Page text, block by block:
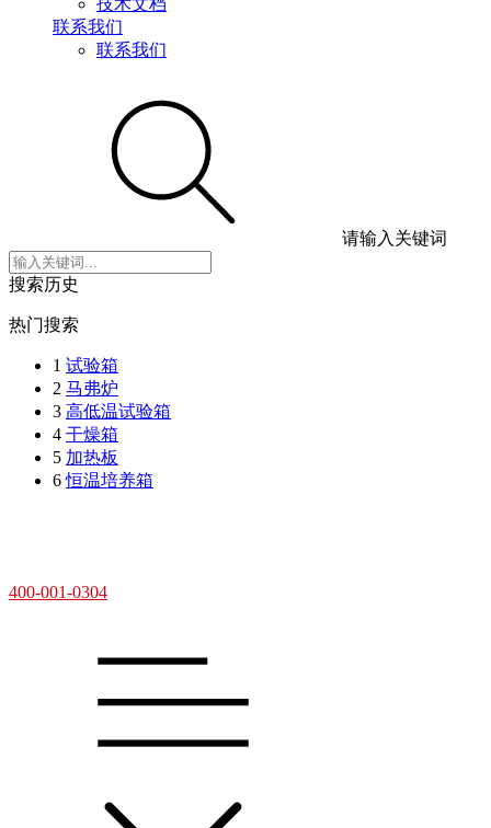
技术文档
联系我们
联系我们
请输入关键词
搜索历史
热门搜索
1 试验箱
2 马弗炉
3 高低温试验箱
4 干燥箱
5 加热板
6 恒温培养箱
400-001-0304